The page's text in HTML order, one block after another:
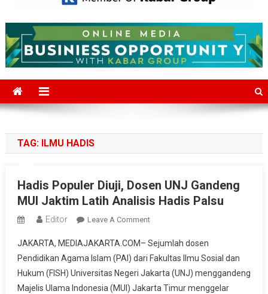
Mediajakarta.com
TAG: ILMU HADIS
Hadis Populer Diuji, Dosen UNJ Gandeng
MUI Jaktim Latih Analisis Hadis Palsu
Editor Leave A CommentOn
Populer
Diuji,
Dosen
UNJ
JAKARTA, MEDIAJAKARTA.COM– Sejumlah dosen
Pendidikan Agama Islam (PAI) dari Fakultas Ilmu Sosial dan
Hukum (FISH) Universitas Negeri Jakarta (UNJ) menggandeng
Majelis Ulama Indonesia (MUI) Jakarta Timur menggelar